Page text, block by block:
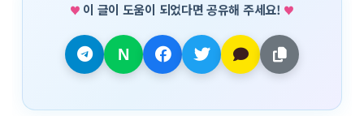
이 글이 도움이 되었다면 공유해 주세요!